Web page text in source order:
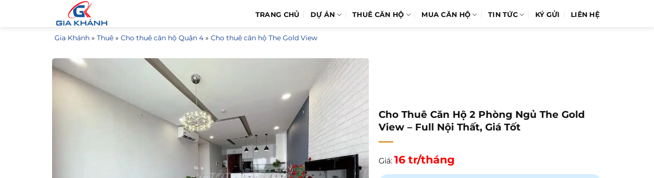
TRANG CHỦ DỰ ÁN THUÊ CĂN HỘ MUA CĂN HỘ TIN TỨC KÝ GỬI LIÊN HỆ
Gia Khánh » Thuê » Cho thuê căn hộ Quận 4 » Cho thuê căn hộ The Gold View
Cho Thuê Căn Hộ 2 Phòng Ngủ The Gold
View – Full Nội Thất, Giá Tốt
Giá: 16 tr/tháng